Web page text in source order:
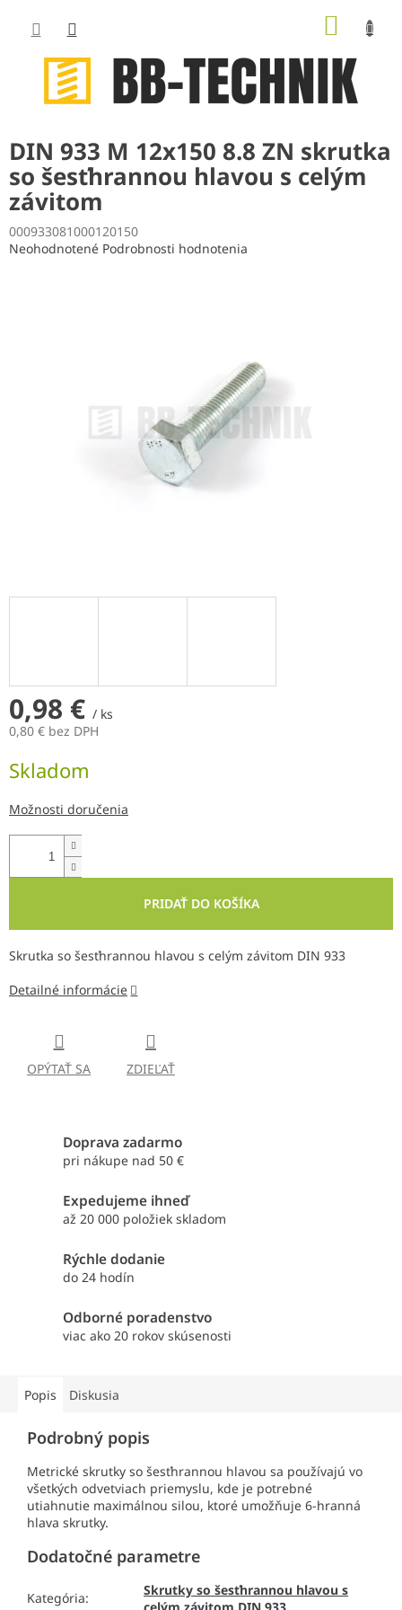
obsah
DIN 933 M 12x150 8.8 ZN skrutka
so šesťhrannou hlavou s celým
závitom
000933081000120150
Priemerné
Neohodnotené Podrobnosti hodnotenia
0,98 € / ks
0,80 € bez DPH
cena:
Skladom
Možnosti doručenia
PRIDAŤ DO KOŠÍKA
Skrutka so šesťhrannou hlavou s celým závitom DIN 933
Detailné informácie
OPÝTAŤ SA ZDIEĽAŤ
Doprava zadarmo
pri nákupe nad 50 €
Expedujeme ihneď
až 20 000 položiek skladom
Rýchle dodanie
do 24 hodín
Odborné poradenstvo
viac ako 20 rokov skúsenosti
Popis Diskusia
Podrobný popis
Metrické skrutky so šesťhrannou hlavou sa používajú vo
všetkých odvetviach priemyslu, kde je potrebné
utiahnutie maximálnou silou, ktoré umožňuje 6-hranná
hlava skrutky.
Dodatočné parametre
Kategória:
Skrutky so šesťhrannou hlavou s